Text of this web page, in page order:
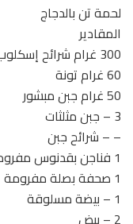
لحمة تن بالدجاج
المقادير
300 غرام شرائح إسكلوب الدجاج
60 غرام تونة
50 غرام جبن مبشور
3 – جبن مثلثات
– – شرائح جبن
1 فناجن بقدنوس مفروم
1 صحفة بصلة مفرومة
1 – بيضة مسلوقة